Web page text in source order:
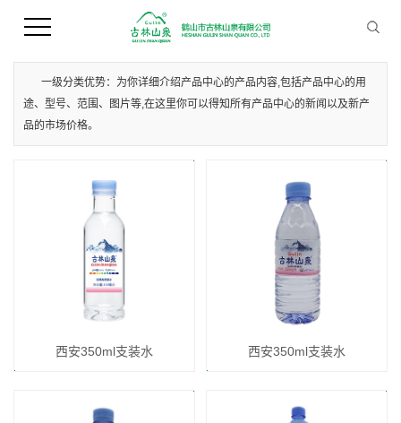
您当前的位置 ： 首 页>>产品中心>>西安支装水
一级分类优势：为你详细介绍产品中心的产品内容,包括产品中心的用
途、型号、范围、图片等,在这里你可以得知所有产品中心的新闻以及新产
品的市场价格。
西安350ml支装水 西安350ml支装水